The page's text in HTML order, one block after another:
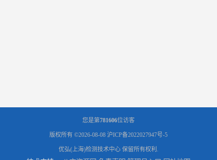
您是第781606位访客
版权所有 ©2026-08-08 沪ICP备2022027947号-5
优弘(上海)检测技术中心 保留所有权利.